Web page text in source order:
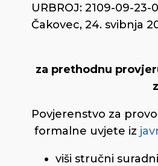
URBROJ: 2109-09-23-
Čakovec, 24. svibnja
za prethodnu
Povjerenstvo za
formalne uvjete iz
viši stručni